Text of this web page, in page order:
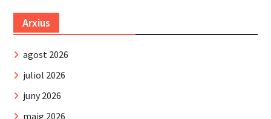
Arxius
agost 2026
juliol 2026
juny 2026
maig 2026